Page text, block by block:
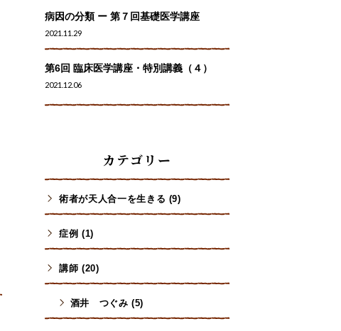
病因の分類 ー 第７回基礎医学講座
2021.11.29
第6回 臨床医学講座・特別講義（４）
2021.12.06
カテゴリー
術者が天人合一を生きる (9)
症例 (1)
講師 (20)
酒井 つぐみ (5)